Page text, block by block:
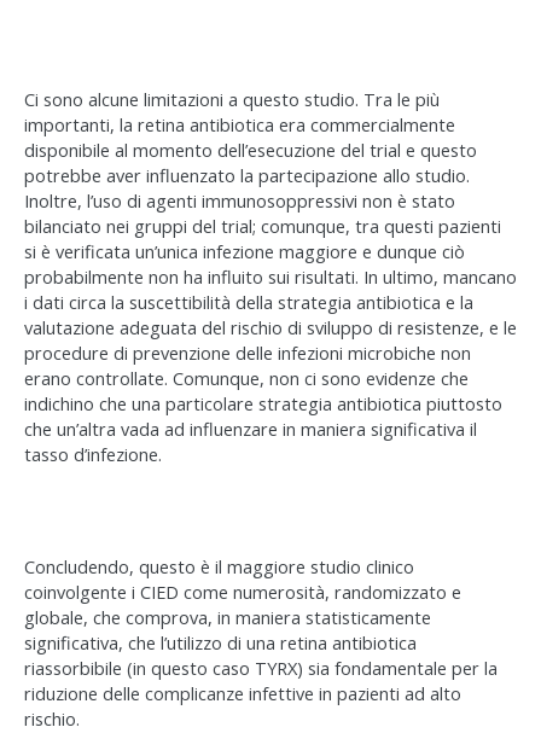
Ci sono alcune limitazioni a questo studio. Tra le più
importanti, la retina antibiotica era commercialmente
disponibile al momento dell’esecuzione del trial e questo
potrebbe aver influenzato la partecipazione allo studio.
Inoltre, l’uso di agenti immunosoppressivi non è stato
bilanciato nei gruppi del trial; comunque, tra questi pazienti
si è verificata un’unica infezione maggiore e dunque ciò
probabilmente non ha influito sui risultati. In ultimo, mancano
i dati circa la suscettibilità della strategia antibiotica e la
valutazione adeguata del rischio di sviluppo di resistenze, e le
procedure di prevenzione delle infezioni microbiche non
erano controllate. Comunque, non ci sono evidenze che
indichino che una particolare strategia antibiotica piuttosto
che un’altra vada ad influenzare in maniera significativa il
tasso d’infezione.
Concludendo, questo è il maggiore studio clinico
coinvolgente i CIED come numerosità, randomizzato e
globale, che comprova, in maniera statisticamente
significativa, che l’utilizzo di una retina antibiotica
riassorbibile (in questo caso TYRX) sia fondamentale per la
riduzione delle complicanze infettive in pazienti ad alto
rischio.